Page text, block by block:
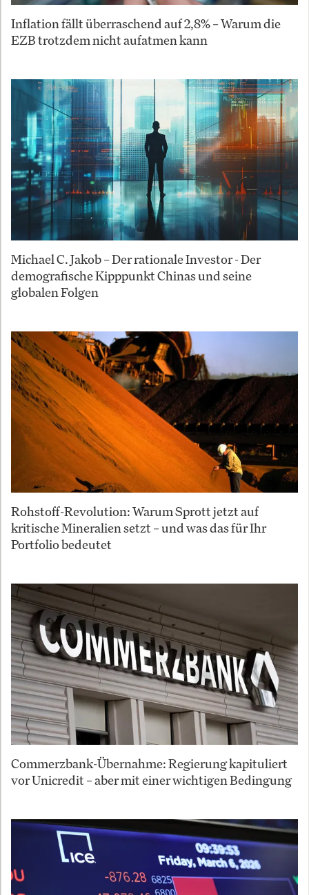
Inflation fällt überraschend auf 2,8% – Warum die
EZB trotzdem nicht aufatmen kann
Michael C. Jakob – Der rationale Investor - Der
demografische Kipppunkt Chinas und seine
globalen Folgen
Rohstoff-Revolution: Warum Sprott jetzt auf
kritische Mineralien setzt – und was das für Ihr
Portfolio bedeutet
Commerzbank-Übernahme: Regierung kapituliert
vor Unicredit – aber mit einer wichtigen Bedingung